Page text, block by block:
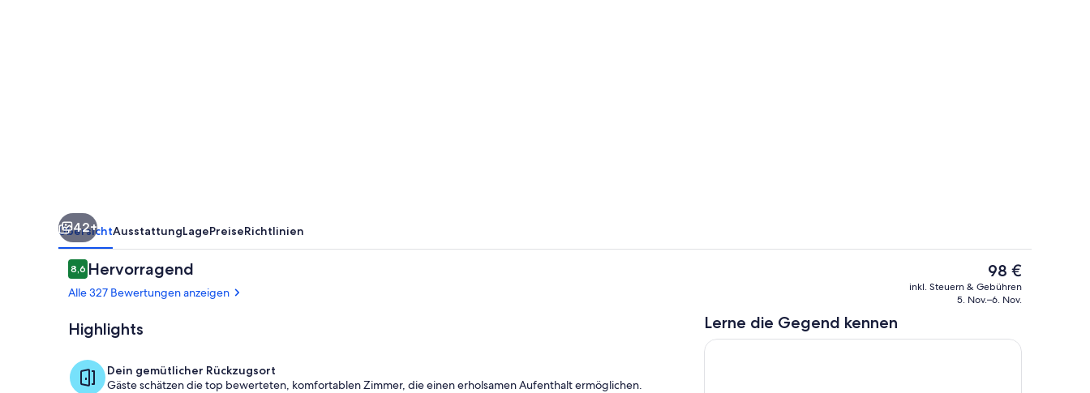
Außenbereich
42+
ÜbersichtAusstattungLagePreiseRichtlinien
Bewertungen
8,68,6 von 10.
Hervorragend
Alle 327 Bewertungen anzeigen
Highlights
Dein gemütlicher Rückzugsort
Gäste schätzen die top bewerteten, komfortablen Zimmer, die einen erholsamen Aufenthalt ermöglichen.
Der
aktuelle
Preis
98 €
inkl. Steuern & Gebühren
5. Nov.–6. Nov.
Lerne die Gegend kennen